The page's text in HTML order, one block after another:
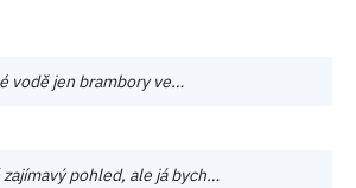
vodě jen brambory ve…
pohled, ale já bych…